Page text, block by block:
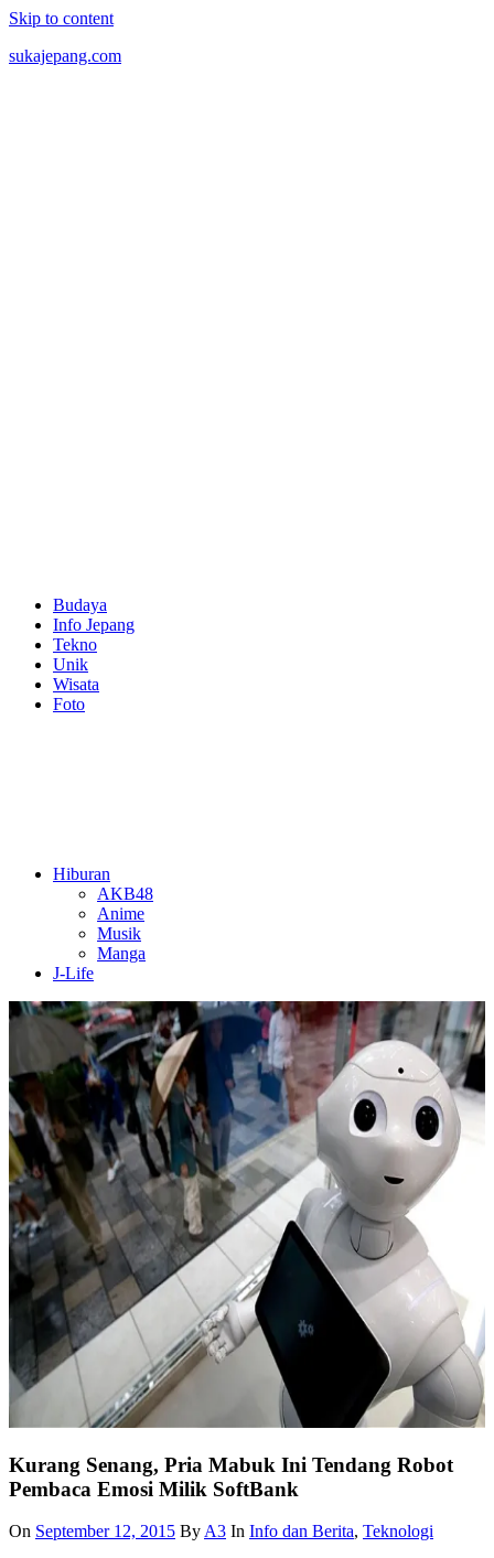
Skip to content
sukajepang.com
Budaya
Info Jepang
Tekno
Unik
Wisata
Foto
Hiburan
AKB48
Anime
Musik
Manga
J-Life
Kurang Senang, Pria Mabuk Ini Tendang Robot
Pembaca Emosi Milik SoftBank
On September 12, 2015 ByA3 In Info dan Berita, Teknologi